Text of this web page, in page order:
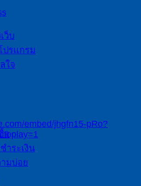
ว็บ
ปรแกรม
ใจ
อ
ำระเงิน
มบ่อย
embed/jhgfn15-pRo?